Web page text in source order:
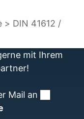
DIN 41612 /
mit Ihrem
Mail an